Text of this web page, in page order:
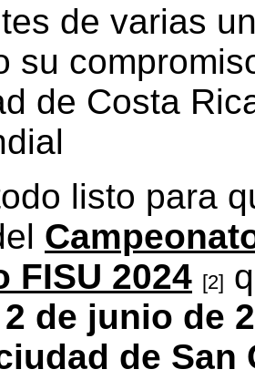
de varias
su
de Costa
listo para
FISU 2024 [2]
de junio de
de